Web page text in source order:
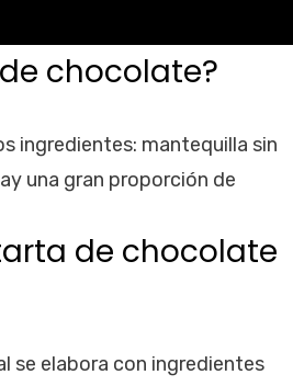
chocolate?
ingredientes: mantequilla sin
una gran proporción de
de chocolate
se elabora con ingredientes